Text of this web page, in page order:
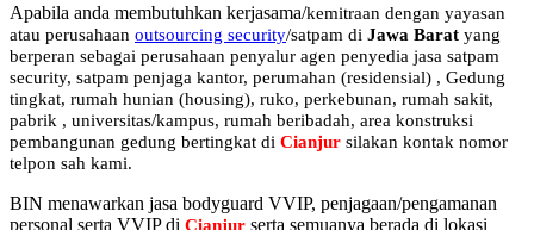
Apabila anda membutuhkan kerjasama/kemitraan dengan yayasan
atau perusahaan outsourcing security/satpam di Jawa Barat yang
berperan sebagai perusahaan penyalur agen penyedia jasa satpam
security, satpam penjaga kantor, perumahan (residensial) , Gedung
tingkat, rumah hunian (housing), ruko, perkebunan, rumah sakit,
pabrik , universitas/kampus, rumah beribadah, area konstruksi
pembangunan gedung bertingkat di Cianjur silakan kontak nomor
telpon sah kami.
BIN menawarkan jasa bodyguard VVIP, penjagaan/pengamanan
personal serta VVIP di Cianjur serta semuanya berada di lokasi